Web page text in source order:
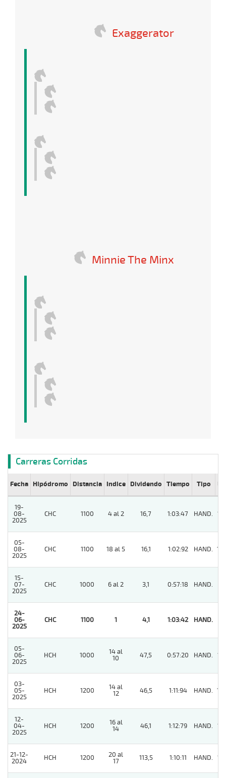
Exaggerator
Minnie The Minx
Carreras Corridas
Fecha Hipódromo Distancia Indice Dividendo Tiempo Tipo Lº
19-
08-
2025
CHC 1100 4 al 2 16,7 1:03:47 HAND. 13
05-
08-
2025
CHC 1100 18 al 5 16,1 1:02:92 HAND. 10
15-
07-
2025
CHC 1000 6 al 2 3,1 0:57:18 HAND.
24-
06-
2025
CHC 1100 1 4,1 1:03:42 HAND.
05-
06-
2025
HCH 1000
14 al
10
47,5 0:57:20 HAND. 12
03-
05-
2025
HCH 1200
14 al
12
46,5 1:11:94 HAND. 14
12-
04-
2025
HCH 1200
16 al
14
46,1 1:12:79 HAND. 12
21-12-
2024
HCH 1200
20 al
17
113,5 1:10:11 HAND. 13